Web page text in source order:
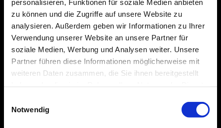
personalisieren, Funktionen für soziale Medien anbieten
zu können und die Zugriffe auf unsere Website zu
analysieren. Außerdem geben wir Informationen zu Ihrer
Verwendung unserer Website an unsere Partner für
soziale Medien, Werbung und Analysen weiter. Unsere
Partner führen diese Informationen möglicherweise mit
weiteren Daten zusammen, die Sie ihnen bereitgestellt
Notwendig